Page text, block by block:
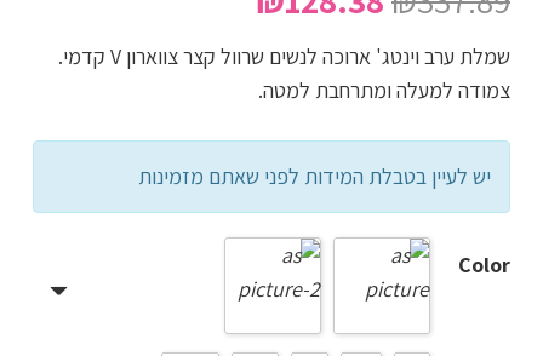
היה:
₪337.89.
הוא:
שמלת ערב וינטג' ארוכה לנשים שרוול קצר צווארון V קדמי.
צמודה למעלה ומתרחבת למטה.
יש לעיין בטבלת המידות לפני שאתם מזמינות
Color